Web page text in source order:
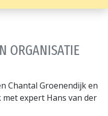
ORGANISATIE
Chantal Groenendijk en
expert Hans van der